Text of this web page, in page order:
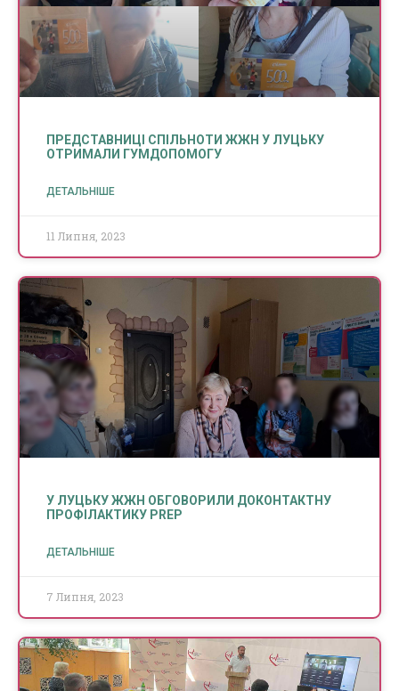
ПРЕДСТАВНИЦІ СПІЛЬНОТИ ЖЖН У ЛУЦЬКУ
ОТРИМАЛИ ГУМДОПОМОГУ
ДЕТАЛЬНІШЕ
11 Липня, 2023
У ЛУЦЬКУ ЖЖН ОБГОВОРИЛИ ДОКОНТАКТНУ
ПРОФІЛАКТИКУ PREP
ДЕТАЛЬНІШЕ
7 Липня, 2023